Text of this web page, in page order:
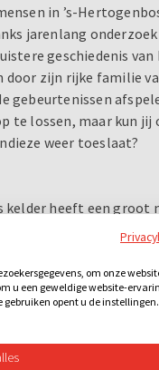
in ’s-
jarenlang
geschiedenis
door zijn rijke familie
gebeurtenissen
te lossen, maar kun
weer toeslaat?
kelder heeft een
in de
is ontroostbaar en
van Merlijn alles
zomaar een escape
om onze
u een geweldige website-
gebruiken opent u de instellingen.